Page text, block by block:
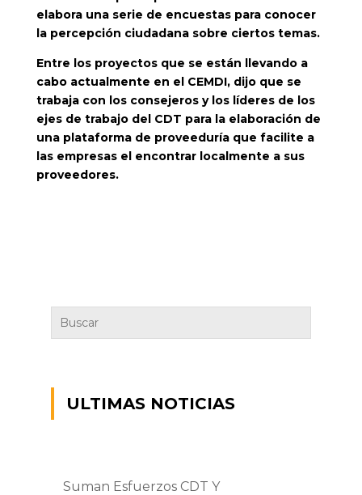
elabora una serie de encuestas para conocer
la percepción ciudadana sobre ciertos temas.
Entre los proyectos que se están llevando a
cabo actualmente en el CEMDI, dijo que se
trabaja con los consejeros y los líderes de los
ejes de trabajo del CDT para la elaboración de
una plataforma de proveeduría que facilite a
las empresas el encontrar localmente a sus
proveedores.
ULTIMAS NOTICIAS
Suman Esfuerzos CDT Y